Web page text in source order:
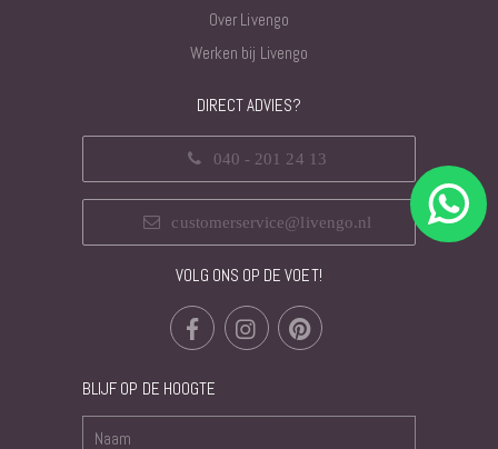
Over Livengo
Werken bij Livengo
DIRECT ADVIES?
040 - 201 24 13
customerservice@livengo.nl
VOLG ONS OP DE VOET!
BLIJF OP DE HOOGTE